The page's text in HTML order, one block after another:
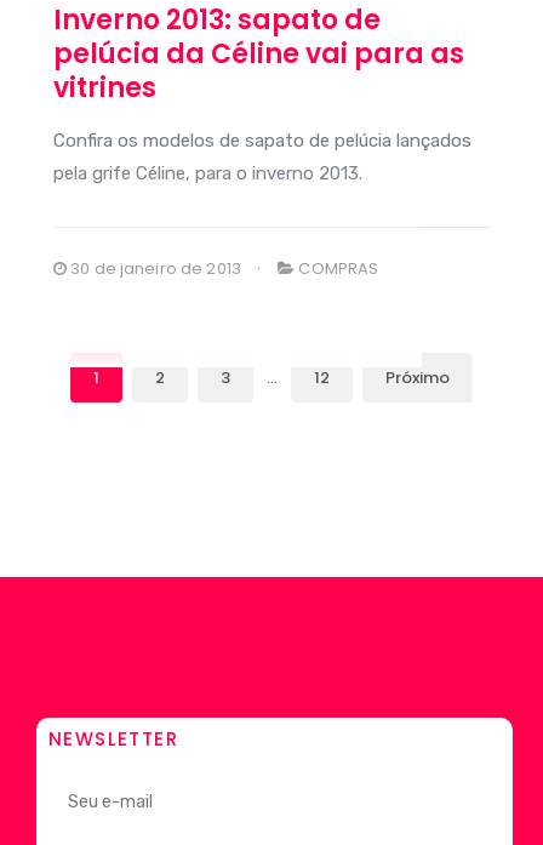
Inverno 2013: sapato de
pelúcia da Céline vai para as
vitrines
Confira os modelos de sapato de pelúcia lançados
pela grife Céline, para o inverno 2013.
30 de janeiro de 2013 COMPRAS
1 2 3 … 12 Próximo
NEWSLETTER